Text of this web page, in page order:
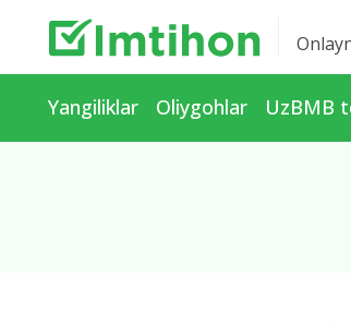
Yangiliklar Oliygohlar UzBMB